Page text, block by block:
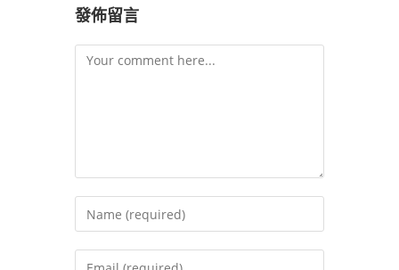
發佈留言
Comment
Enter
your
name
Enter